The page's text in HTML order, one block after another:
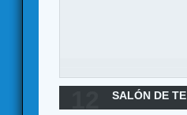
SALÓN DE TE